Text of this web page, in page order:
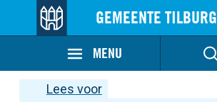
GEMEENTE TILBURG
MENU
Lees voor